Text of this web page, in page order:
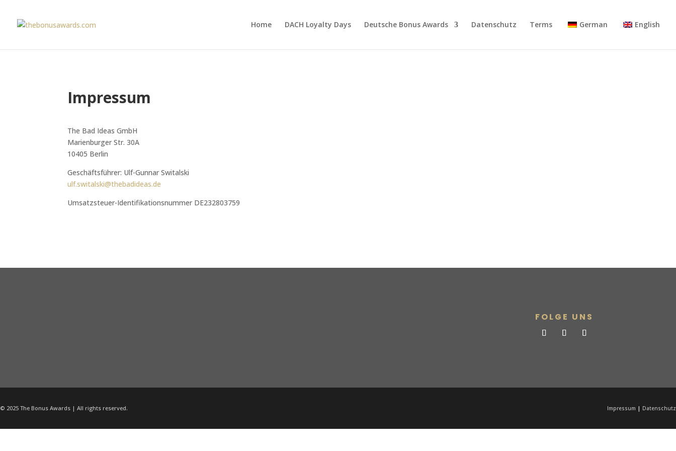
Home DACH Loyalty Days Deutsche Bonus Awards Datenschutz Terms German English
Impressum
The Bad Ideas GmbH
Marienburger Str. 30A
10405 Berlin
Geschäftsführer: Ulf-Gunnar Switalski
ulf.switalski@thebadideas.de
Umsatzsteuer-Identifikationsnummer DE232803759
FOLGE UNS
© 2025 The Bonus Awards | All rights reserved. Impressum | Datenschutz